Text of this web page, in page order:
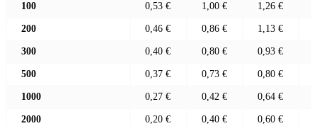
100 0,53 € 1,00 € 1,26 €
200 0,46 € 0,86 € 1,13 €
300 0,40 € 0,80 € 0,93 €
500 0,37 € 0,73 € 0,80 €
1000 0,27 € 0,42 € 0,64 €
2000 0,20 € 0,40 € 0,60 €